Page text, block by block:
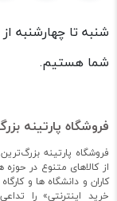
شما هستیم.
فروشگاه پارتینه
فروشگاه پارتینه
از کالاهای متنوع در
کاران و دانشگاه ها و
خرید اینترنتی» را